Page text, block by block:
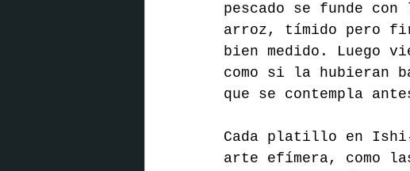
pescado se funde
arroz, tímido pero
bien medido. Luego
como si la hubieran
que se contempla
Cada platillo en Ishi-
arte efímera, como